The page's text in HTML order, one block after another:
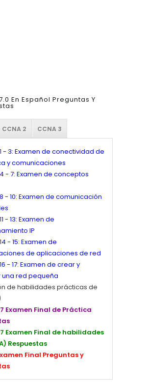
En Español Preguntas Y
CCNA 2 CCNA 3
- 3: Examen de conectividad de
y comunicaciones
- 7: Examen de conceptos
- 10: Examen de comunicación
- 13: Examen de
IP
- 15: Examen de
de aplicaciones de red
- 17: Examen de crear y
red pequeña
de habilidades prácticas de
Examen Final de Práctica
Examen Final de habilidades
Respuestas
Final Preguntas y